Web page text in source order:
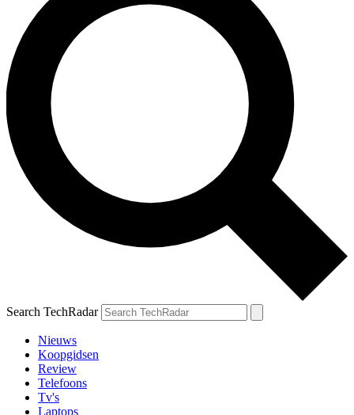
Search TechRadar
Nieuws
Koopgidsen
Review
Telefoons
Tv's
Laptops